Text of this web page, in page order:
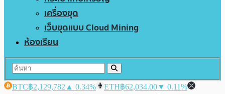
เครื่องขุด
เว็บขุดแบบ Cloud Mining
ห้องเรียน
BTC฿2,129,782 ▲ 0.34% ETH฿62,034.00▼ 0.11%